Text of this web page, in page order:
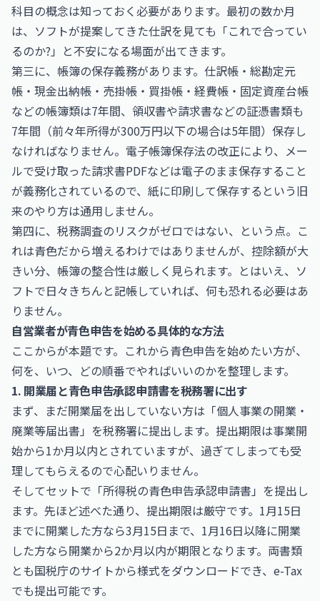
科目の概念は知っておく必要があります。最初の数か月
は、ソフトが提案してきた仕訳を見ても「これで合ってい
るのか?」と不安になる場面が出てきます。
第三に、帳簿の保存義務があります。仕訳帳・総勘定元
帳・現金出納帳・売掛帳・買掛帳・経費帳・固定資産台帳
などの帳簿類は7年間、領収書や請求書などの証憑書類も
7年間（前々年所得が300万円以下の場合は5年間）保存し
なければなりません。電子帳簿保存法の改正により、メー
ルで受け取った請求書PDFなどは電子のまま保存すること
が義務化されているので、紙に印刷して保存するという旧
来のやり方は通用しません。
第四に、税務調査のリスクがゼロではない、という点。こ
れは青色だから増えるわけではありませんが、控除額が大
きい分、帳簿の整合性は厳しく見られます。とはいえ、ソ
フトで日々きちんと記帳していれば、何も恐れる必要はあ
りません。
自営業者が青色申告を始める具体的な方法
ここからが本題です。これから青色申告を始めたい方が、
何を、いつ、どの順番でやればいいのかを整理します。
1. 開業届と青色申告承認申請書を税務署に出す
まず、まだ開業届を出していない方は「個人事業の開業・
廃業等届出書」を税務署に提出します。提出期限は事業開
始から1か月以内とされていますが、過ぎてしまっても受
理してもらえるので心配いりません。
そしてセットで「所得税の青色申告承認申請書」を提出し
ます。先ほど述べた通り、提出期限は厳守です。1月15日
までに開業した方なら3月15日まで、1月16日以降に開業
した方なら開業から2か月以内が期限となります。両書類
とも国税庁のサイトから様式をダウンロードでき、e-Tax
でも提出可能です。